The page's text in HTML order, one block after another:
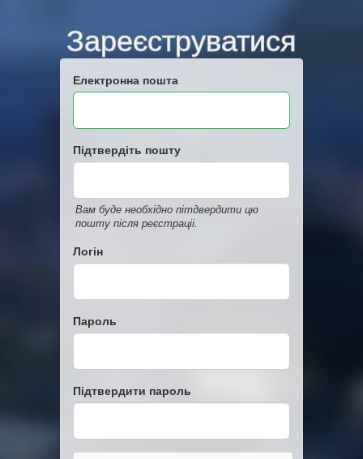
Зареєструватися
Електронна пошта
Підтвердіть пошту
Вам буде необхідно пітдвердити цю
пошту після реєстраціі.
Логін
Пароль
Підтвердити пароль